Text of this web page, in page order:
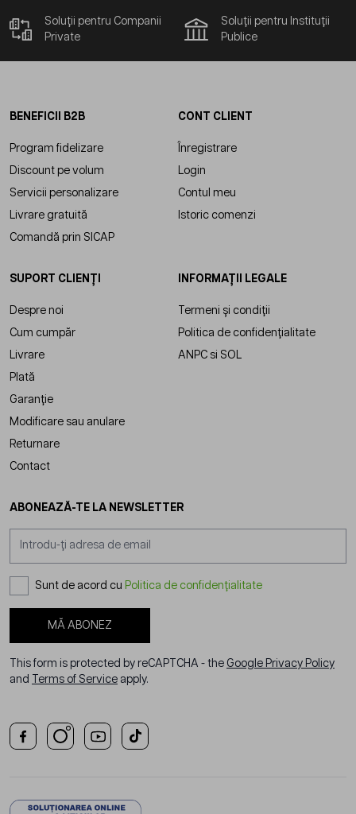
Soluții pentru Companii
Private
Soluții pentru Instituții
Publice
BENEFICII B2B
Program fidelizare
Discount pe volum
Servicii personalizare
Livrare gratuită
Comandă prin SICAP
CONT CLIENT
Înregistrare
Login
Contul meu
Istoric comenzi
SUPORT CLIENȚI
Despre noi
Cum cumpăr
Livrare
Plată
Garanție
Modificare sau anulare
Returnare
Contact
INFORMAȚII LEGALE
Termeni și condiții
Politica de confidențialitate
ANPC si SOL
ABONEAZĂ-TE LA NEWSLETTER
Sunt de acord cu Politica de confidențialitate
MĂ ABONEZ
This form is protected by reCAPTCHA - the Google Privacy Policy
and
Terms of Service apply.